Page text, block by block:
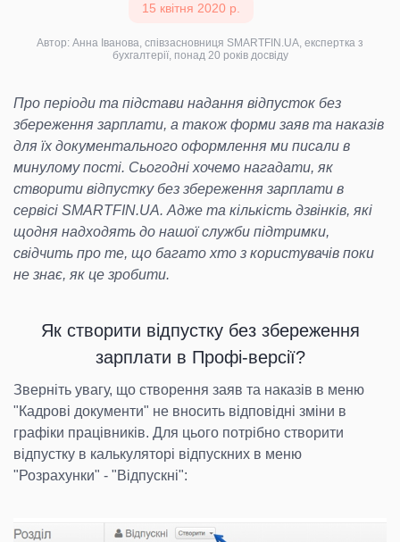
15 квітня 2020 р.
Автор: Анна Іванова, співзасновниця SMARTFIN.UA, експертка з
бухгалтерії, понад 20 років досвіду
Про періоди та підстави надання відпусток без
збереження зарплати, а також форми заяв та наказів
для їх документального оформлення ми писали в
минулому пості. Сьогодні хочемо нагадати, як
створити відпустку без збереження зарплати в
сервісі SMARTFIN.UA. Адже та кількість дзвінків, які
щодня надходять до нашої служби підтримки,
свідчить про те, що багато хто з користувачів поки
не знає, як це зробити.
Як створити відпустку без збереження
зарплати в Профі-версії?
Зверніть увагу, що створення заяв та наказів в меню
"Кадрові документи" не вносить відповідні зміни в
графіки працівників. Для цього потрібно створити
відпустку в калькуляторі відпускних в меню
"Розрахунки" - "Відпускні":